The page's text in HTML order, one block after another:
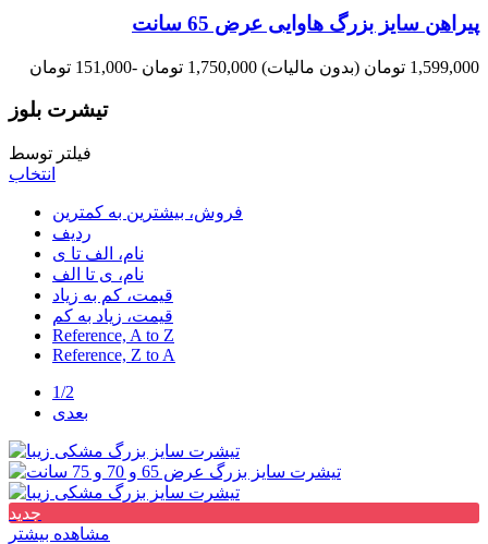
پیراهن سایز بزرگ هاوایی عرض 65 سانت
1,599,000 تومان (بدون مالیات) 1,750,000 تومان -151,000 تومان
تیشرت بلوز
فیلتر توسط
انتخاب
فروش، بیشترین به کمترین
ردیف
نام، الف تا ی
نام، ی تا الف
قیمت، کم به زیاد
قیمت، زیاد به کم
Reference, A to Z
Reference, Z to A
1/2
بعدی
جدید
مشاهده بیشتر